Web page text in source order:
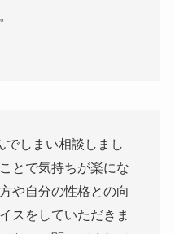
でしまい相談しまし
とで気持ちが楽にな
や自分の性格との向
スをしていただきま